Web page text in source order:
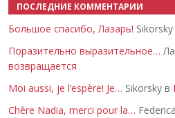
ПОСЛЕДНИЕ КОММЕНТАРИИ
Большое спасибо, Лазарь! Sikorsky
Поразительно выразительное…
возвращается
Moi aussi, je l’espère! Je… Sikorsky в
Chère Nadia, merci pour la…